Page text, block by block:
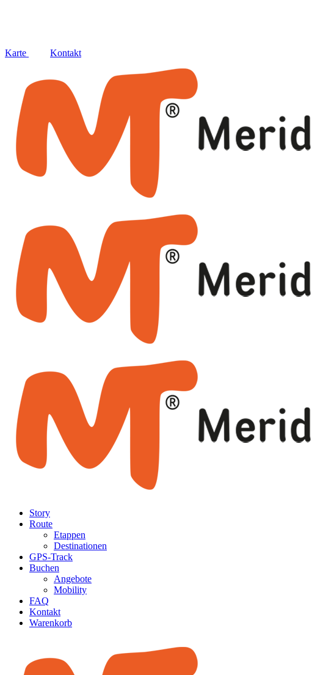
Karte Kontakt
Story
Route
Etappen
Destinationen
GPS-Track
Buchen
Angebote
Mobility
FAQ
Kontakt
Warenkorb